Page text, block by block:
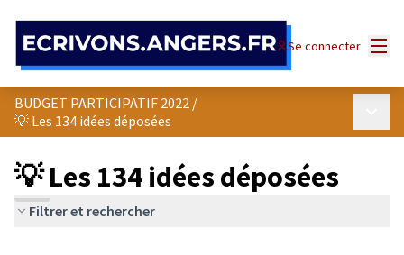
Se connecter
BUDGET PARTICIPATIF 2022 /
💡 Les 134 idées déposées
💡 Les 134 idées déposées
Filtrer et rechercher